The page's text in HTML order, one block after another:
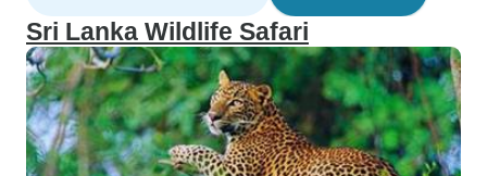
Sri Lanka Wildlife Safari